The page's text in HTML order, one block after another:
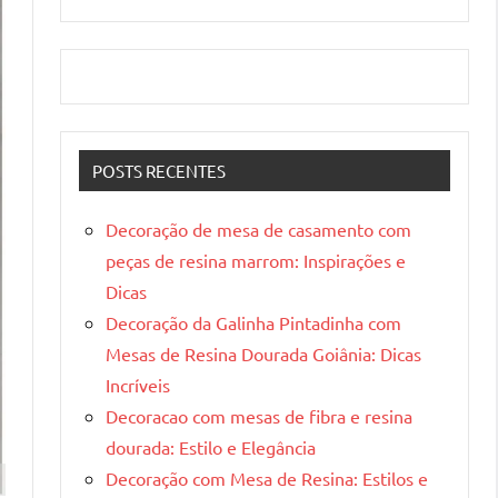
POSTS RECENTES
Decoração de mesa de casamento com
peças de resina marrom: Inspirações e
Dicas
Decoração da Galinha Pintadinha com
Mesas de Resina Dourada Goiânia: Dicas
Incríveis
Decoracao com mesas de fibra e resina
dourada: Estilo e Elegância
Decoração com Mesa de Resina: Estilos e